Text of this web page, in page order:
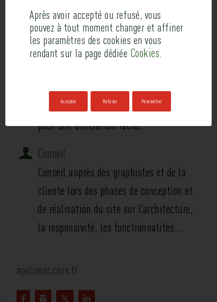
Après avoir accepté ou refusé, vous
pouvez à tout moment changer et affiner
les paramètres des cookies en vous
rendant sur la page dédiée Cookies.
Accepter Refuser Paramétrer
Codage poussé pour une customisation
esthétique et fonctionnelle forte, avec de
différemment avec des champs
personnalisés (Advanced Custom Fields)
pour une utilisation facile.
Conseil
Conseil auprès des graphistes et de la
cliente lors des phases de conception et
de réalisation du site sur l’architecture,
la responsivité, les fonctionnalités…
apolimer.cnrs.fr